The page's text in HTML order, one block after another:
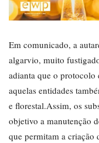
Em comunicado, a
algarvio, muito
adianta que o
aquelas entidades
e florestal.Assim, os
objetivo a manutenção
que permitam a criação